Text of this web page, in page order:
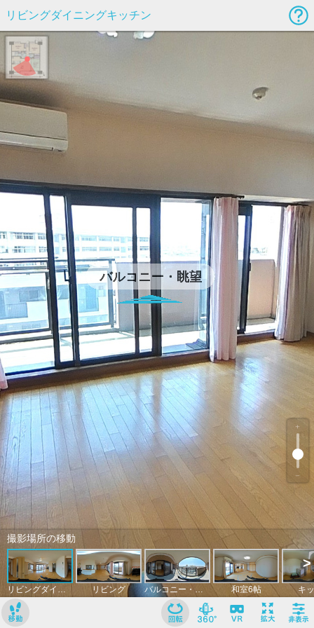
撮影場所の移動
リビングダイニングキッチン リビング バルコニー・眺望 和室6帖 キ
>
リビングダイニングキッチン
﹢
﹣